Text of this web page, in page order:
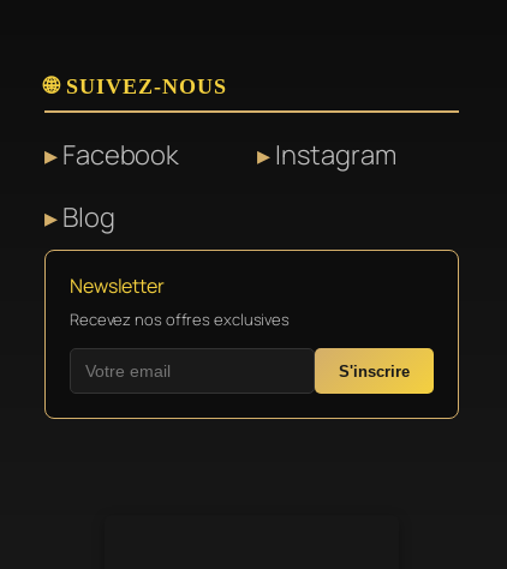
🌐 SUIVEZ-NOUS
Facebook
Instagram
Blog
Newsletter
Recevez nos offres exclusives
S'inscrire